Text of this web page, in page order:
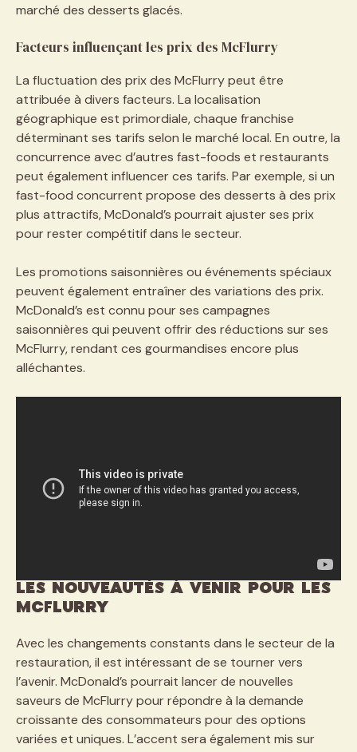
marché des desserts glacés.
Facteurs influençant les prix des McFlurry
La fluctuation des prix des McFlurry peut être
attribuée à divers facteurs. La localisation
géographique est primordiale, chaque franchise
déterminant ses tarifs selon le marché local. En outre, la
concurrence avec d’autres fast-foods et restaurants
peut également influencer ces tarifs. Par exemple, si un
fast-food concurrent propose des desserts à des prix
plus attractifs, McDonald’s pourrait ajuster ses prix
pour rester compétitif dans le secteur.
Les promotions saisonnières ou événements spéciaux
peuvent également entraîner des variations des prix.
McDonald’s est connu pour ses campagnes
saisonnières qui peuvent offrir des réductions sur ses
McFlurry, rendant ces gourmandises encore plus
alléchantes.
Les nouveautés à venir pour les
McFlurry
Avec les changements constants dans le secteur de la
restauration, il est intéressant de se tourner vers
l’avenir. McDonald’s pourrait lancer de nouvelles
saveurs de McFlurry pour répondre à la demande
croissante des consommateurs pour des options
variées et uniques. L’accent sera également mis sur